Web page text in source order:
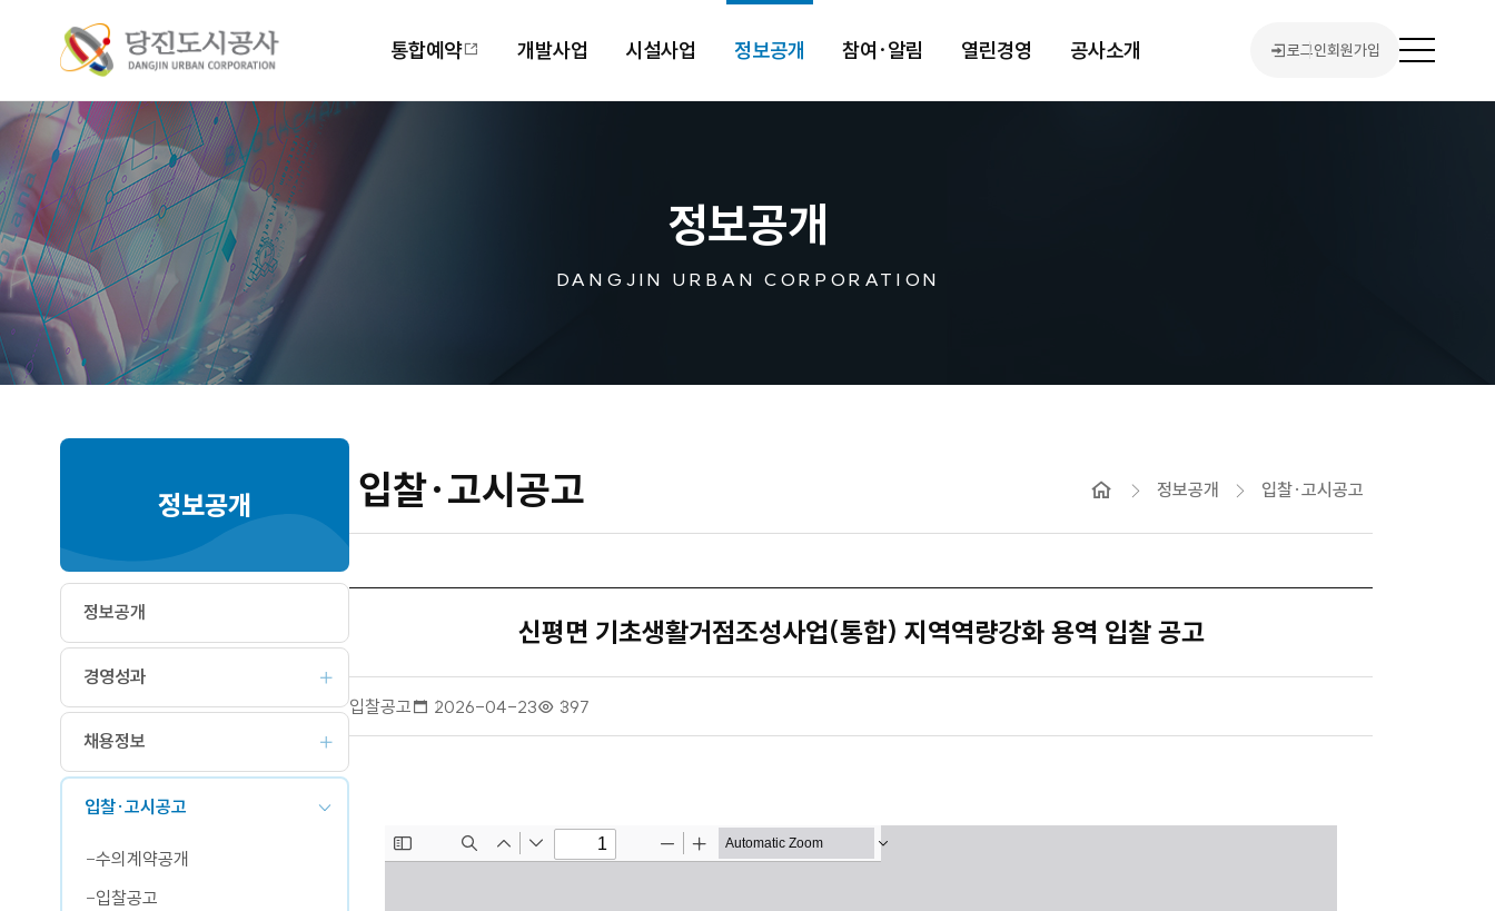
통합예약 개발사업 시설사업 정보공개 참여·알림 열린경영 공사소개 로그인회원가입
전
메
정보공개
DANGJIN URBAN CORPORATION
정보공개
정보공개
경영성과
채용정보
입찰·고시공고
수의계약공개
입찰공고
입찰·고시공고 정보공개 입찰·고시공고
신평면 기초생활거점조성사업(통합) 지역역량강화 용역 입찰 공고
입찰공고
작
2026-04-23
조
397